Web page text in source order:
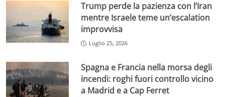
Trump perde la pazienza con l’Iran
mentre Israele teme un’escalation
improvvisa
Luglio 25, 2026
Spagna e Francia nella morsa degli
incendi: roghi fuori controllo vicino
a Madrid e a Cap Ferret